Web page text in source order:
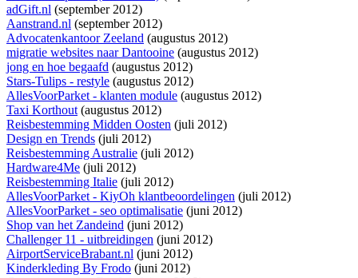
adGift.nl (september 2012)
Aanstrand.nl (september 2012)
Advocatenkantoor Zeeland (augustus 2012)
migratie websites naar Dantooine (augustus 2012)
jong en hoe begaafd (augustus 2012)
Stars-Tulips - restyle (augustus 2012)
AllesVoorParket - klanten module (augustus 2012)
Taxi Korthout(augustus 2012)
Reisbestemming Midden Oosten (juli 2012)
Design en Trends (juli 2012)
Reisbestemming Australie (juli 2012)
Hardware4Me (juli 2012)
Reisbestemming Italie (juli 2012)
AllesVoorParket - KiyOh klantbeoordelingen (juli 2012)
AllesVoorParket - seo optimalisatie (juni 2012)
Shop van het Zandeind (juni 2012)
Challenger 11 - uitbreidingen (juni 2012)
AirportServiceBrabant.nl (juni 2012)
Kinderkleding By Frodo (juni 2012)